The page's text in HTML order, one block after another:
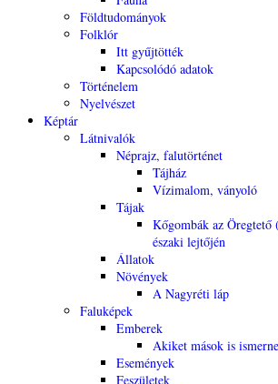
Földtudományok
Folklór
Itt gyűjtötték
Kapcsolódó adatok
Történelem
Nyelvészet
Képtár
Látnivalók
Néprajz, falutörténet
Tájház
Vízimalom, ványoló
Tájak
Kőgombák az Öregtető
északi lejtőjén
Állatok
Növények
A Nagyréti láp
Faluképek
Emberek
Akiket mások is
Események
Feszületek